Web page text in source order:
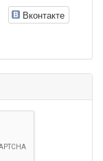
Вконтакте